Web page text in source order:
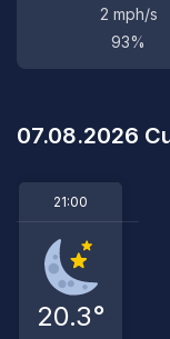
2 mph/s
93%
07.08.2026
21:00
20.3°